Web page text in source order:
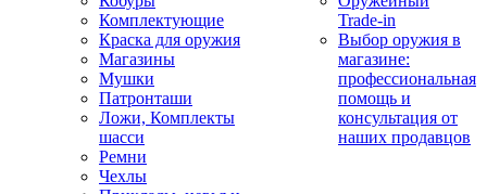
Комплектующие
Краска для оружия
Магазины
Мушки
Патронташи
Ложи, Комплекты
шасси
Ремни
Чехлы
Trade-in
Выбор оружия в
магазине:
профессиональная
помощь и
консультация от
наших продавцов